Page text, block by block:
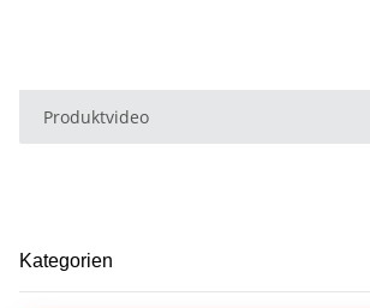
Produktvideo
Kategorien